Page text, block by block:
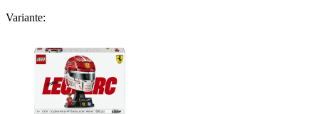
Variante: